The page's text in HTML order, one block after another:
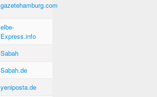
gazetehamburg.com
elbe-
Express.info
Sabah
Sabah.de
yeniposta.de